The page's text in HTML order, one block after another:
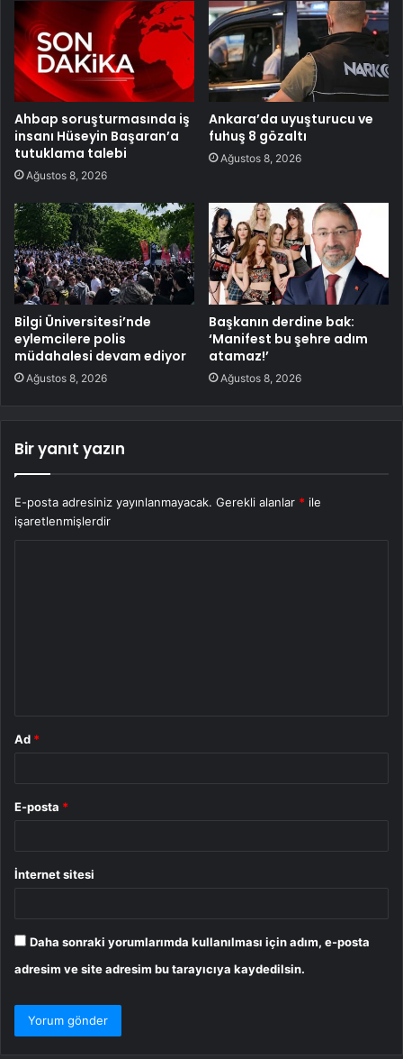
Ahbap soruşturmasında iş
insanı Hüseyin Başaran’a
tutuklama talebi
Ağustos 8, 2026
Ankara’da uyuşturucu ve
fuhuş 8 gözaltı
Ağustos 8, 2026
Bilgi Üniversitesi’nde
eylemcilere polis
müdahalesi devam ediyor
Ağustos 8, 2026
Başkanın derdine bak:
‘Manifest bu şehre adım
atamaz!’
Ağustos 8, 2026
Bir yanıt yazın
E-posta adresiniz yayınlanmayacak. Gerekli alanlar * ile
işaretlenmişlerdir
Ad *
E-posta *
İnternet sitesi
Daha sonraki yorumlarımda kullanılması için adım, e-posta
adresim ve site adresim bu tarayıcıya kaydedilsin.